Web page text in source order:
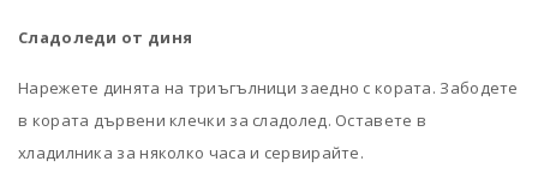
Сладоледи от диня
Нарежете динята на триъгълници заедно с кората. Забодете
в кората дървени клечки за сладолед. Оставете в
хладилника за няколко часа и сервирайте.